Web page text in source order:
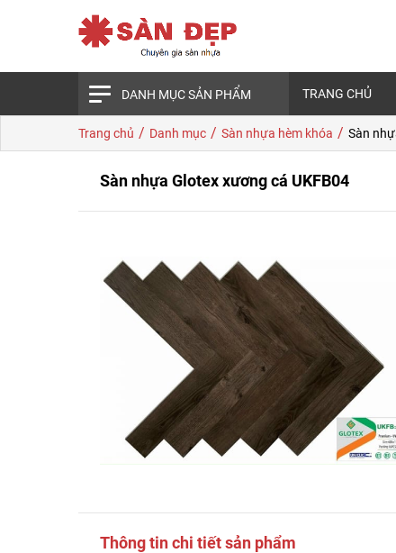
DANH MỤC SẢN PHẨM TRANG CHỦ
Trang chủ / Danh mục / Sàn nhựa hèm khóa / Sàn
Sàn nhựa Glotex xương cá UKFB04
Thông tin chi tiết sản phẩm